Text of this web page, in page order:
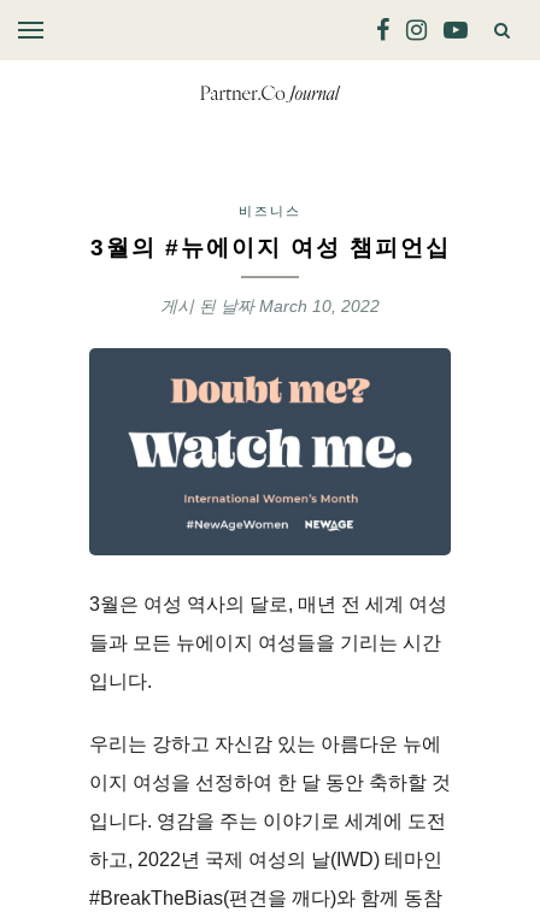
비즈니스
3월의 #뉴에이지 여성 챔피언십
게시 된 날짜March 10, 2022
3월은 여성 역사의 달로, 매년 전 세계 여성
들과 모든 뉴에이지 여성들을 기리는 시간
입니다.
우리는 강하고 자신감 있는 아름다운 뉴에
이지 여성을 선정하여 한 달 동안 축하할 것
입니다. 영감을 주는 이야기로 세계에 도전
하고, 2022년 국제 여성의 날(IWD) 테마인
#BreakTheBias(편견을 깨다)와 함께 동참